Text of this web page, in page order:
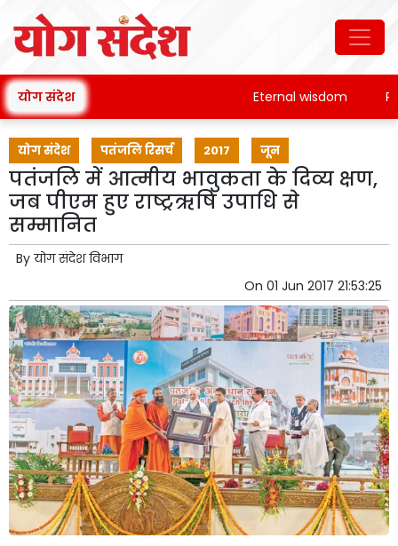
योग संदेश Eternal wisdom
योग संदेश पतंजलि रिसर्च 2017 जून
पतंजलि में आत्मीय भावुकता के दिव्य क्षण,
जब पीएम हुए राष्ट्रऋषि उपाधि से
सम्मानित
By योग संदेश विभाग
On 01 Jun 2017 21:53:25